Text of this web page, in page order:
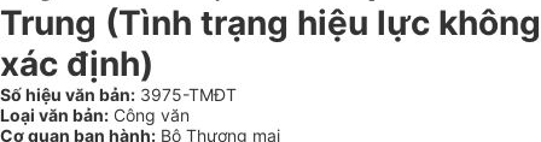
Trung (Tình trạng hiệu lực không
xác định)
Số hiệu văn bản: 3975-TMĐT
Loại văn bản: Công văn
Cơ quan ban hành: Bộ Thương mại